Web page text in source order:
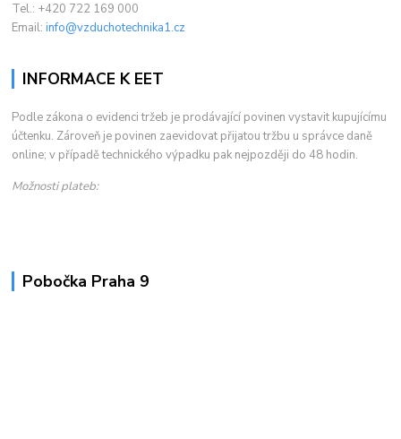
Tel.: +420 722 169 000
Email:info@vzduchotechnika1.cz
INFORMACE K EET
Podle zákona o evidenci tržeb je prodávající povinen vystavit kupujícímu
účtenku. Zároveň je povinen zaevidovat přijatou tržbu u správce daně
online; v případě technického výpadku pak nejpozději do 48 hodin.
Možnosti plateb:
Pobočka Praha 9